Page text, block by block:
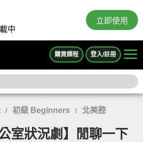
中
立即使用
購買課程 登入/註冊
/ 初級 Beginners / 北美腔
公室狀況劇】閒聊一下